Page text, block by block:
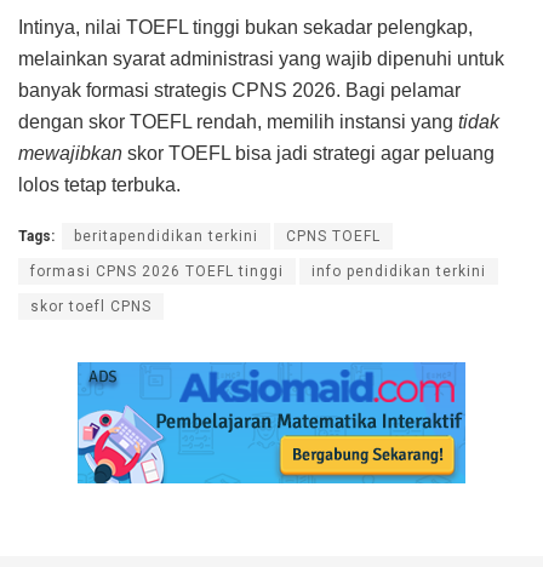
Intinya, nilai TOEFL tinggi bukan sekadar pelengkap,
melainkan syarat administrasi yang wajib dipenuhi untuk
banyak formasi strategis CPNS 2026. Bagi pelamar
dengan skor TOEFL rendah, memilih instansi yang tidak
mewajibkan skor TOEFL bisa jadi strategi agar peluang
lolos tetap terbuka.
Tags: beritapendidikan terkini CPNS TOEFL
formasi CPNS 2026 TOEFL tinggi info pendidikan terkini
skor toefl CPNS